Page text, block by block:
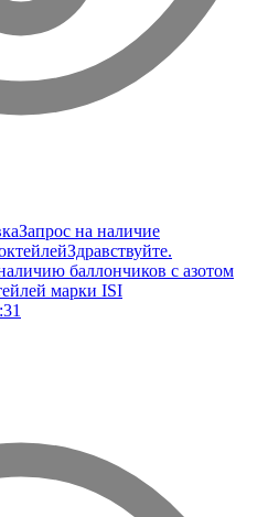
Запрос на наличие
Здравствуйте.
баллончиков с азотом
марки ISI